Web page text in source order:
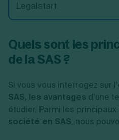
Legalstart.
Quels sont les
de la SAS ?
Si vous vous interrogez sur
SAS, les avantages d’une
étudier. Parmi les principaux
société en SAS, nous